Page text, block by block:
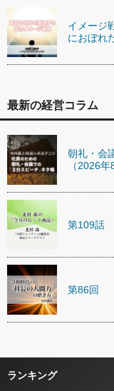
イメージ
におぼれ
最新の経営コラム
朝礼・会
（2026年
第109話
第86回
ランキング